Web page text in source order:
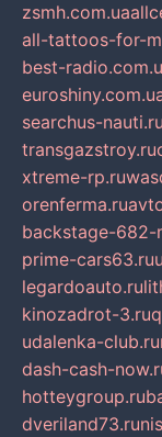
zsmh.com.ua
all-tattoos-for-
best-
searchus-nauti.ru
transgazstroy.ru
xtreme-rp.ru
orenferma.ru
backstage-682-
prime-cars63.ru
legardoauto.ru
kinozadrot-3.ru
udalenka-club.ru
dash-cash-
hotteygroup.ru
dveriland73.ru